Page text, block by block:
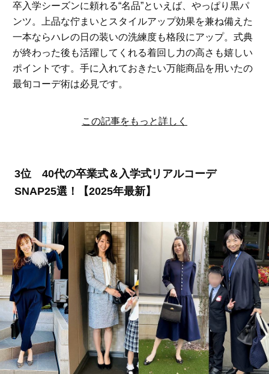
卒入学シーズンに頼れる“名品”といえば、やっぱり黒パ
ンツ。上品な佇まいとスタイルアップ効果を兼ね備えた
一本ならハレの日の装いの洗練度も格段にアップ。式典
が終わった後も活躍してくれる着回し力の高さも嬉しい
ポイントです。手に入れておきたい万能商品を用いたの
最旬コーデ術は必見です。
この記事をもっと詳しく
3位 40代の卒業式＆入学式リアルコーデ
SNAP25選！【2025年最新】